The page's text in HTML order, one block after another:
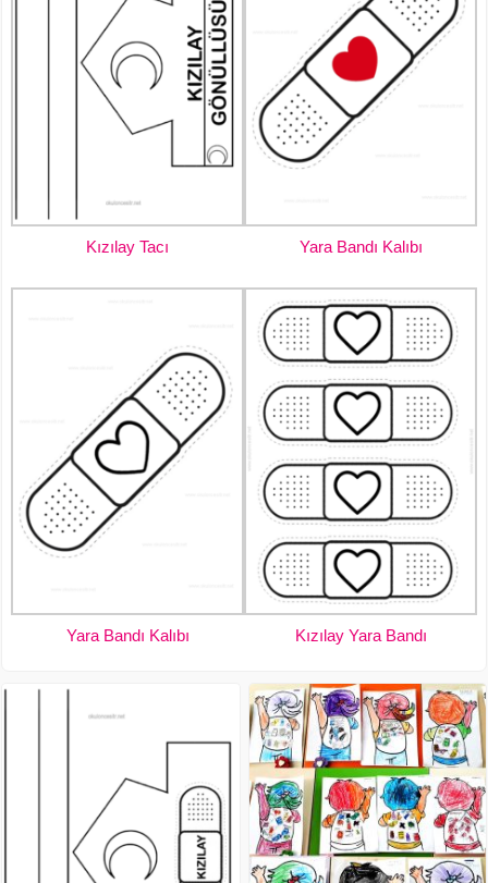
Kızılay Tacı Yara Bandı Kalıbı
Yara Bandı Kalıbı Kızılay Yara Bandı